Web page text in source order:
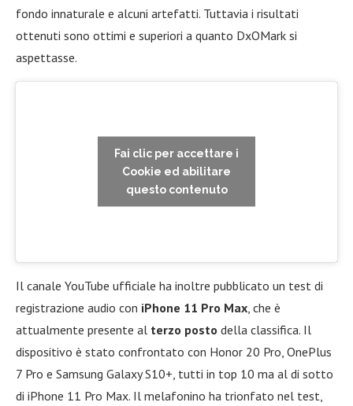
fondo innaturale e alcuni artefatti. Tuttavia i risultati
ottenuti sono ottimi e superiori a quanto DxOMark si
aspettasse.
Fai clic per accettare i
Cookie ed abilitare
questo contenuto
Il canale YouTube ufficiale ha inoltre pubblicato un test di
registrazione audio con iPhone 11 Pro Max, che è
attualmente presente al terzo posto della classifica. Il
dispositivo è stato confrontato con Honor 20 Pro, OnePlus
7 Pro e Samsung Galaxy S10+, tutti in top 10 ma al di sotto
di iPhone 11 Pro Max. Il melafonino ha trionfato nel test,